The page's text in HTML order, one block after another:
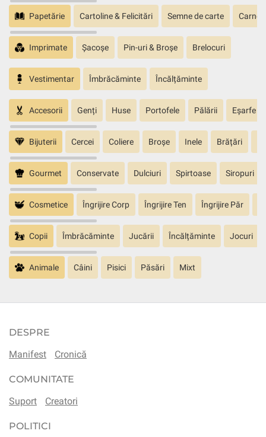
Papetărie Cartoline & Felicitări Semne de carte
Imprimate Șacoșe Pin-uri & Broșe Brelocuri
Vestimentar Îmbrăcăminte Încălțăminte
Accesorii Genți Huse Portofele Pălării Eșarfe
Bijuterii Cercei Coliere Broșe Inele Brățări
Gourmet Conservate Dulciuri Spirtoase Siropuri
Cosmetice Îngrijire Corp Îngrijire Ten Îngrijire Păr
Copii Îmbrăcăminte Jucării Încălțăminte Jocuri
Animale Câini Pisici Păsări Mixt
DESPRE
Manifest
Cronică
COMUNITATE
Suport
Creatori
POLITICI